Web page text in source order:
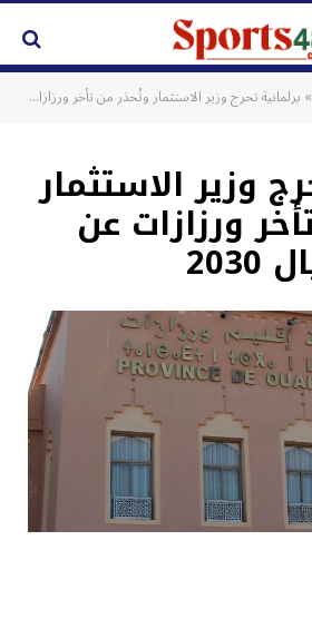
» برلمانية تحرج وزير الاستثمار وتُحذر من تأخر ورزازات عن ركب مونديال 2030
وزير الاستثمار
ورزازات عن